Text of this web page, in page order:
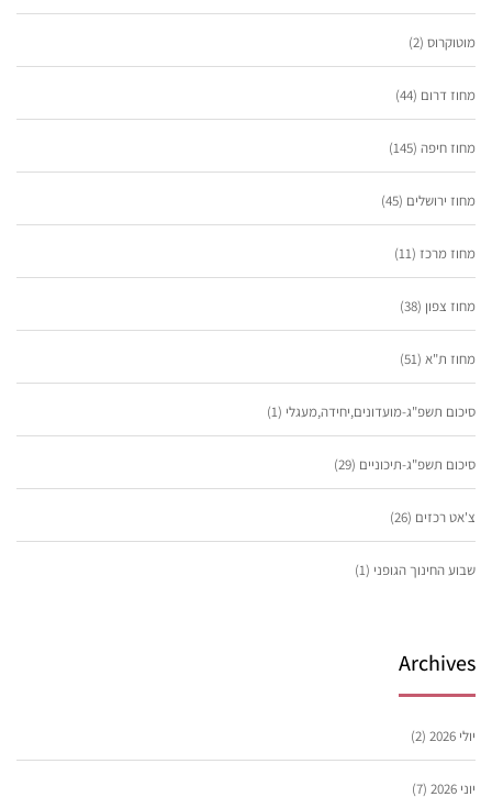
מוטוקרוס (2)
מחוז דרום (44)
מחוז חיפה (145)
מחוז ירושלים (45)
מחוז מרכז (11)
מחוז צפון (38)
מחוז ת"א (51)
סיכום תשפ"ג-מועדונים,יחידה,מעגלי (1)
סיכום תשפ"ג-תיכוניים (29)
צ'אט רכזים (26)
שבוע החינוך הגופני (1)
Archives
יולי 2026 (2)
יוני 2026 (7)